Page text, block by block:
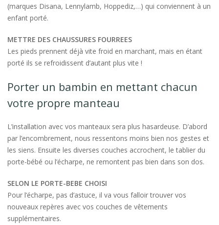
(marques Disana, Lennylamb, Hoppediz,…) qui conviennent à un
enfant porté.
METTRE DES CHAUSSURES FOURREES
Les pieds prennent déjà vite froid en marchant, mais en étant
porté ils se refroidissent d’autant plus vite !
Porter un bambin en mettant chacun
votre propre manteau
L’installation avec vos manteaux sera plus hasardeuse. D’abord
par l’encombrement, nous ressentons moins bien nos gestes et
les siens. Ensuite les diverses couches accrochent, le tablier du
porte-bébé ou l’écharpe, ne remontent pas bien dans son dos.
SELON LE PORTE-BEBE CHOISI
Pour l’écharpe, pas d’astuce, il va vous falloir trouver vos
nouveaux repères avec vos couches de vêtements
supplémentaires.